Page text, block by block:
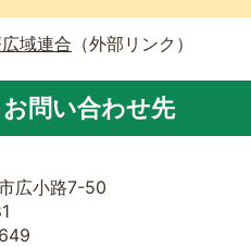
域連合 （外部リンク）
問い合わせ先
広小路7-50